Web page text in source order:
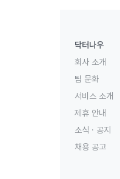
닥터나우
회사 소개
팀 문화
서비스 소개
제휴 안내
소식 · 공지
채용 공고